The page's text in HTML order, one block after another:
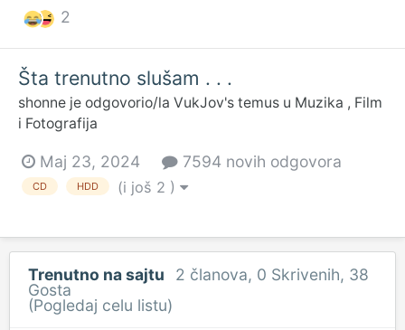
2
Šta trenutno slušam . . .
shonne je odgovorio/la VukJov's temus u Muzika , Film
i Fotografija
Maj 23, 2024 7594 novih odgovora
CD HDD (i još 2 )
Trenutno na sajtu 2 članova, 0 Skrivenih, 38
Gosta
(Pogledaj celu listu)